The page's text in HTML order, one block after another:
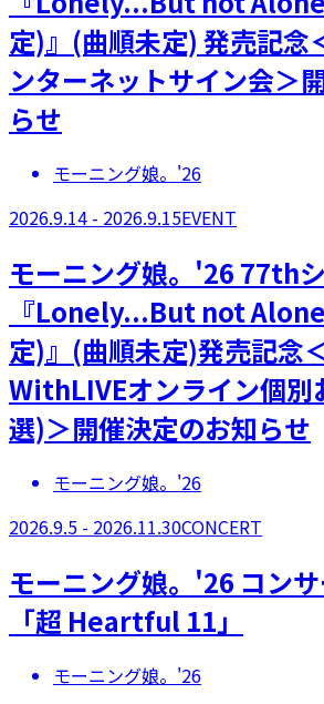
定)』(曲順未定) 発売記念
ンターネットサイン会＞
らせ
モーニング娘。'26
2026.9.14 - 2026.9.15EVENT
モーニング娘。'26 77th
『Lonely...But not
定)』(曲順未定)発売記念
WithLIVEオンライン個別
選)＞開催決定のお知らせ
モーニング娘。'26
2026.9.5 - 2026.11.30CONCERT
モーニング娘。'26 コン
「超 Heartful 11」
モーニング娘。'26